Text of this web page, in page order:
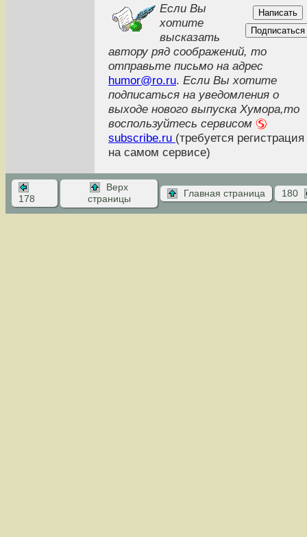
Если Вы
хотите
высказать
автору ряд соображений, то
отправьте письмо на адрес
humor@ro.ru. Если Вы хотите
подписаться на уведомления о
выходе нового выпуска Хумора,то
воспользуйтесь сервисом
subscribe.ru (требуется регистрация
на самом сервисе)
178
Верх
страницы
Главная страница 180